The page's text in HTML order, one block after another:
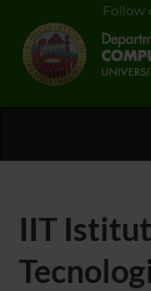
Follow
IIT